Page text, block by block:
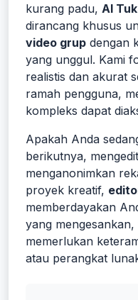
kurang padu, AI
dirancang khusus
video grup dengan
yang unggul. Kami
realistis dan akurat
ramah pengguna,
kompleks dapat
Apakah Anda
berikutnya,
menganonimkan
proyek kreatif,
memberdayakan
yang
memerlukan
atau perangkat